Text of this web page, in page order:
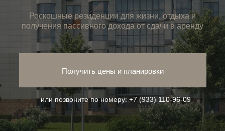
Получить цены и планировки
или позвоните по номеру:+7 (933) 110-96-09
Роскошные резиденции для жизни, отдыха и
получения пассивного дохода от сдачи в аренду